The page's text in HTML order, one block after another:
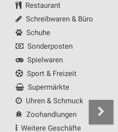
Restaurant
Schreibwaren & Büro
Schuhe
Sonderposten
Spielwaren
Sport & Freizeit
Supermärkte
Uhren & Schmuck
Zoohandlungen
Weitere Geschäfte